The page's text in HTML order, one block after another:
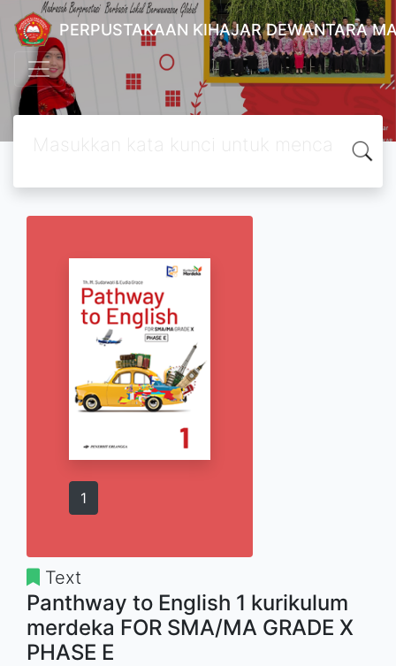
PERPUSTAKAAN KIHAJAR DEWANTARA
1
Text
Panthway to English 1 kurikulum
merdeka FOR SMA/MA GRADE X
PHASE E